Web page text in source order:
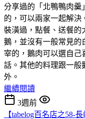
分享過的「北鴨鴨肉羹
的，可以兩家一起解
裝潢過，點餐、送餐的
鵝，並沒有一般常見的
宰的，鵝肉可以選自己
話。其他的料理跟一般
外。
繼續閱讀
3週前
【tabelog百名店之58-